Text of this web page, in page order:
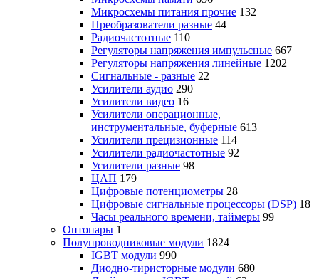
Микросхемы питания прочие 132
Преобразователи разные 44
Радиочастотные 110
Регуляторы напряжения импульсные 667
Регуляторы напряжения линейные 1202
Сигнальные - разные 22
Усилители аудио 290
Усилители видео 16
Усилители операционные,
инструментальные, буферные 613
Усилители прецизионные 114
Усилители радиочастотные 92
Усилители разные 98
ЦАП 179
Цифровые потенциометры 28
Цифровые сигнальные процессоры (DSP) 18
Часы реального времени, таймеры 99
Оптопары 1
Полупроводниковые модули 1824
IGBT модули 990
Диодно-тиристорные модули 680